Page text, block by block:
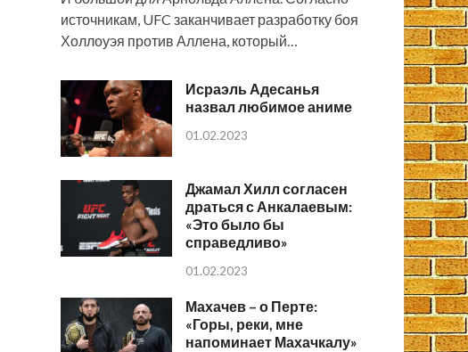
источникам, UFC заканчивает разработку боя
Холлоуэя против Аллена, который…
Исраэль Адесанья
назвал любимое аниме
01.02.2023
Джамал Хилл согласен
драться с Анкалаевым:
«Это было бы
справедливо»
01.02.2023
Махачев – о Перте:
«Горы, реки, мне
напоминает Махачкалу»